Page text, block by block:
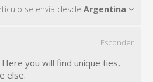
se envía desde Argentina
Esconder
you will find unique ties,
else.